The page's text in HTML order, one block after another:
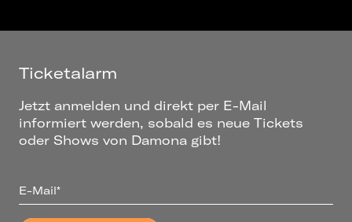
Ticketalarm
Jetzt anmelden und direkt per E-Mail
informiert werden, sobald es neue Tickets
oder Shows von Damona gibt!
E-Mail*